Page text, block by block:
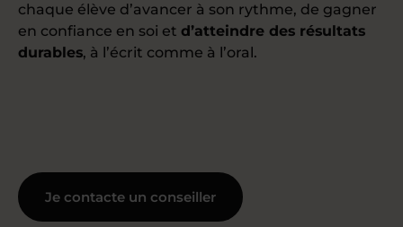
chaque élève d’avancer à son rythme, de gagner
en confiance en soi et d’atteindre des résultats
durables, à l’écrit comme à l’oral.
Je contacte un conseiller